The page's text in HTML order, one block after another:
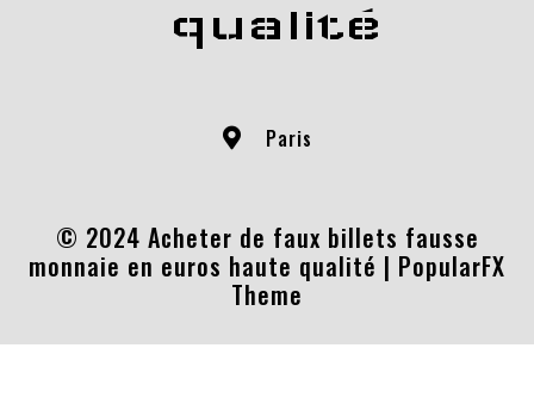
qualité
Paris
© 2024 Acheter de faux billets fausse
monnaie en euros haute qualité | PopularFX
Theme